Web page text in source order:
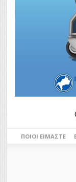
ΠΟΙΟΙ ΕΊΜΑΣΤΕ